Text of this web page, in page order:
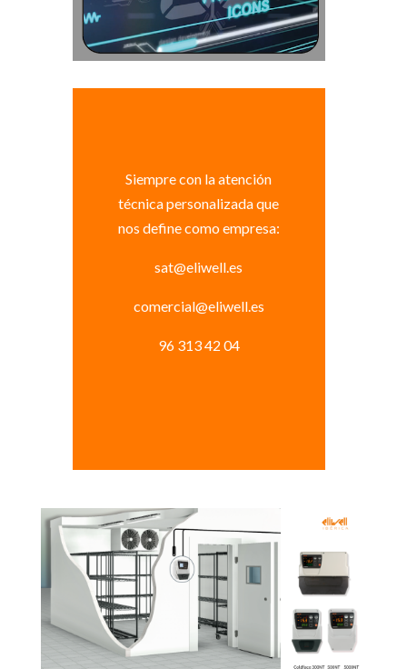
Siempre con la atención
técnica personalizada que
nos define como empresa:
sat@eliwell.es
comercial@eliwell.es
96 313 42 04